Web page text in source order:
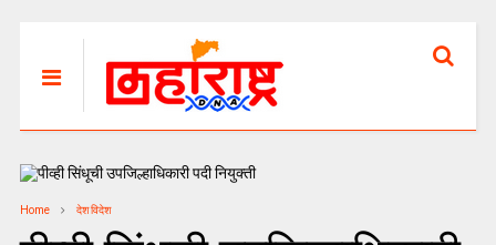
Home देश विदेश